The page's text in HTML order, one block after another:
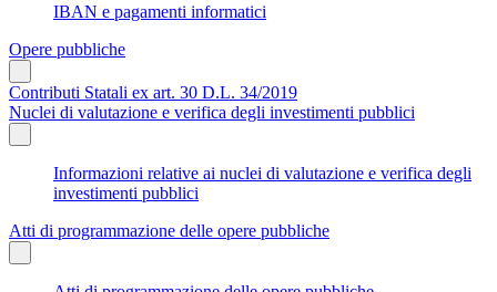
IBAN e pagamenti informatici
Opere pubbliche
Contributi Statali ex art. 30 D.L. 34/2019
Nuclei di valutazione e verifica degli investimenti pubblici
Informazioni relative ai nuclei di valutazione e verifica degli
investimenti pubblici
Atti di programmazione delle opere pubbliche